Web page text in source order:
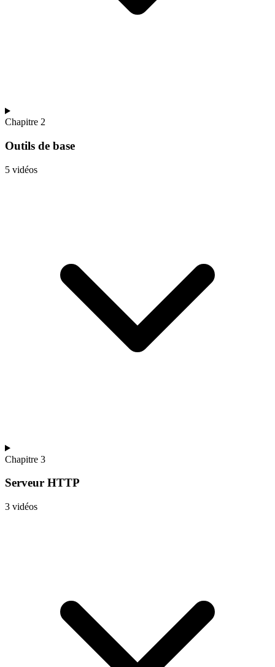
Chapitre 2
Outils de base
5 vidéos
Chapitre 3
Serveur HTTP
3 vidéos